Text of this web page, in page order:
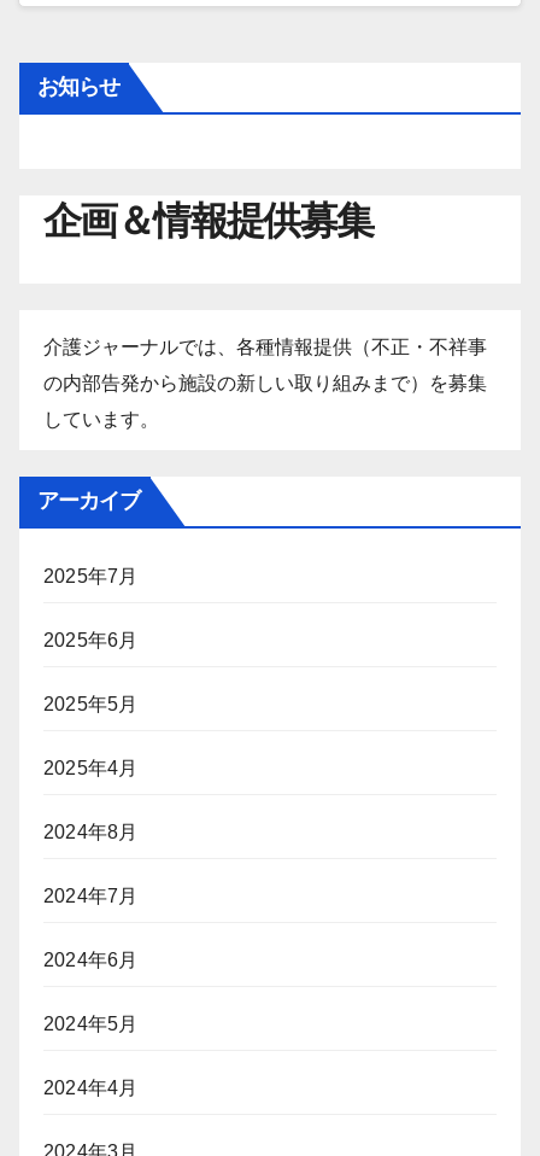
お知らせ
企画＆情報提供募集
介護ジャーナルでは、各種情報提供（不正・不祥事
の内部告発から施設の新しい取り組みまで）を募集
しています。
アーカイブ
2025年7月
2025年6月
2025年5月
2025年4月
2024年8月
2024年7月
2024年6月
2024年5月
2024年4月